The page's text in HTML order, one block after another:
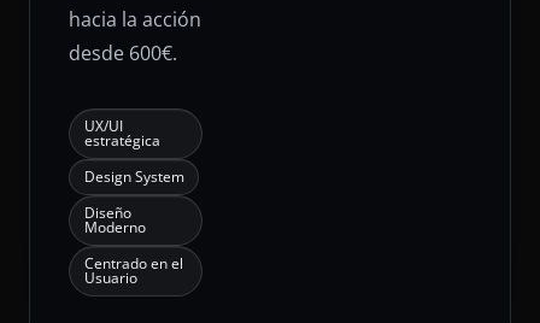
hacia la acción
desde 600€.
UX/UI
estratégica
Design System
Diseño
Moderno
Centrado en el
Usuario